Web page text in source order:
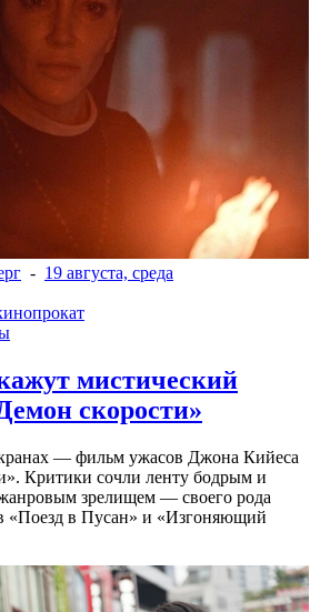
- 19 августа, среда
мистический
скорости»
— фильм ужасов Джона Кийеса
Критики сочли ленту бодрым и
зрелищeм — своего рода
«Поезд в Пусан» и «Изгоняющий